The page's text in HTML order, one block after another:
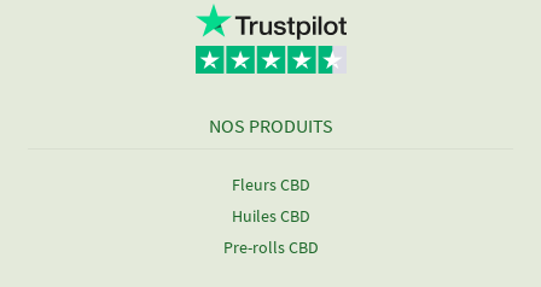
NOS PRODUITS
Fleurs CBD
Huiles CBD
Pre-rolls CBD